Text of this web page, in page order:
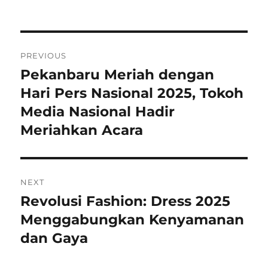
pos
PREVIOUS
Previous
post:
Pekanbaru Meriah dengan
Hari Pers Nasional 2025, Tokoh
Media Nasional Hadir
Meriahkan Acara
NEXT
Next
post:
Revolusi Fashion: Dress 2025
Menggabungkan Kenyamanan
dan Gaya